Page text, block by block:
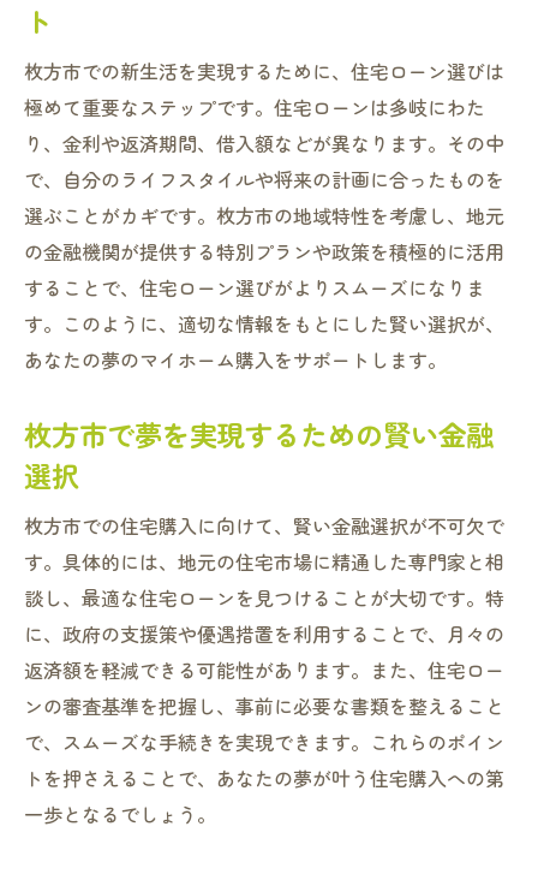
ト
枚方市での新生活を実現するために、住宅ローン選びは
極めて重要なステップです。住宅ローンは多岐にわた
り、金利や返済期間、借入額などが異なります。その中
で、自分のライフスタイルや将来の計画に合ったものを
選ぶことがカギです。枚方市の地域特性を考慮し、地元
の金融機関が提供する特別プランや政策を積極的に活用
することで、住宅ローン選びがよりスムーズになりま
す。このように、適切な情報をもとにした賢い選択が、
あなたの夢のマイホーム購入をサポートします。
枚方市で夢を実現するための賢い金融
選択
枚方市での住宅購入に向けて、賢い金融選択が不可欠で
す。具体的には、地元の住宅市場に精通した専門家と相
談し、最適な住宅ローンを見つけることが大切です。特
に、政府の支援策や優遇措置を利用することで、月々の
返済額を軽減できる可能性があります。また、住宅ロー
ンの審査基準を把握し、事前に必要な書類を整えること
で、スムーズな手続きを実現できます。これらのポイン
トを押さえることで、あなたの夢が叶う住宅購入への第
一歩となるでしょう。